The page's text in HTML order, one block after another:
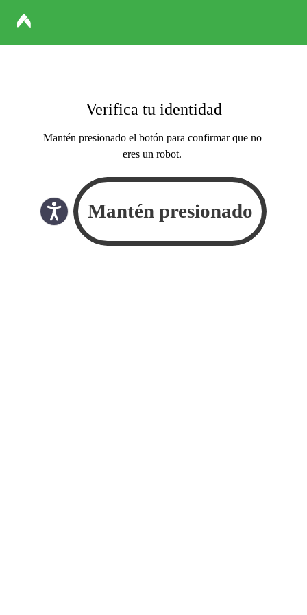
Verifica tu identidad
Mantén presionado el botón para confirmar que no
eres un robot.